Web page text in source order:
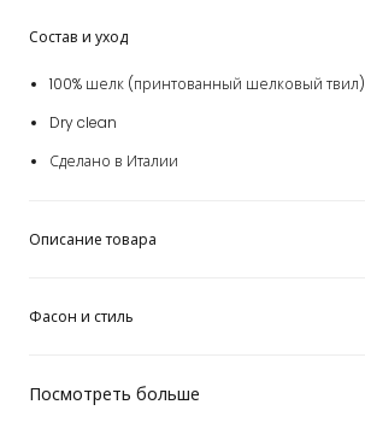
Посмотреть больше
Состав и уход
100% шелк (принтованный шелковый твил)
Dry clean
Сделано в Италии
Описание товара
Фасон и стиль